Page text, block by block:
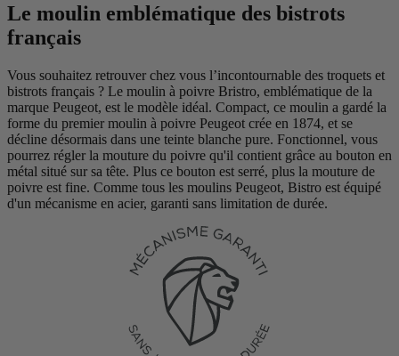
Le moulin emblématique des bistrots
français
Vous souhaitez retrouver chez vous l’incontournable des troquets et
bistrots français ? Le moulin à poivre Bristro, emblématique de la
marque Peugeot, est le modèle idéal. Compact, ce moulin a gardé la
forme du premier moulin à poivre Peugeot crée en 1874, et se
décline désormais dans une teinte blanche pure. Fonctionnel, vous
pourrez régler la mouture du poivre qu'il contient grâce au bouton en
métal situé sur sa tête. Plus ce bouton est serré, plus la mouture de
poivre est fine. Comme tous les moulins Peugeot, Bistro est équipé
d'un mécanisme en acier, garanti sans limitation de durée.